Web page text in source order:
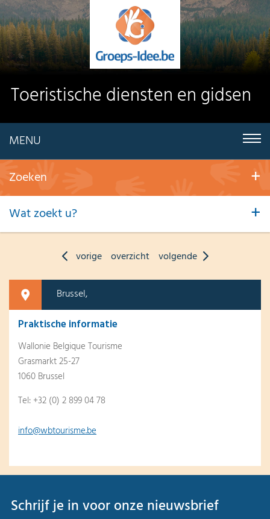
Toeristische diensten en gidsen
MENU
Zoeken
Wat zoekt u?
vorige overzicht volgende
Brussel,
Praktische informatie
Wallonie Belgique Tourisme
Grasmarkt 25-27
1060 Brussel
Tel: +32 (0) 2 899 04 78
info@wbtourisme.be
Schrijf je in voor onze nieuwsbrief